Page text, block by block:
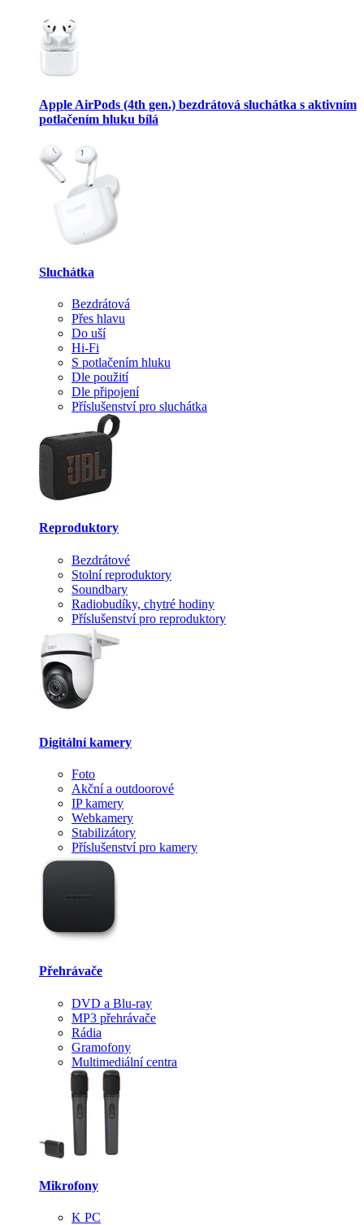
Apple AirPods (4th gen.) bezdrátová sluchátka s aktivním
potlačením hluku bílá
Sluchátka
Bezdrátová
Přes hlavu
Do uší
Hi-Fi
S potlačením hluku
Dle použití
Dle připojení
Příslušenství pro sluchátka
Reproduktory
Bezdrátové
Stolní reproduktory
Soundbary
Radiobudíky, chytré hodiny
Příslušenství pro reproduktory
Digitální kamery
Foto
Akční a outdoorové
IP kamery
Webkamery
Stabilizátory
Příslušenství pro kamery
Přehrávače
DVD a Blu-ray
MP3 přehrávače
Rádia
Gramofony
Multimediální centra
Mikrofony
K PC